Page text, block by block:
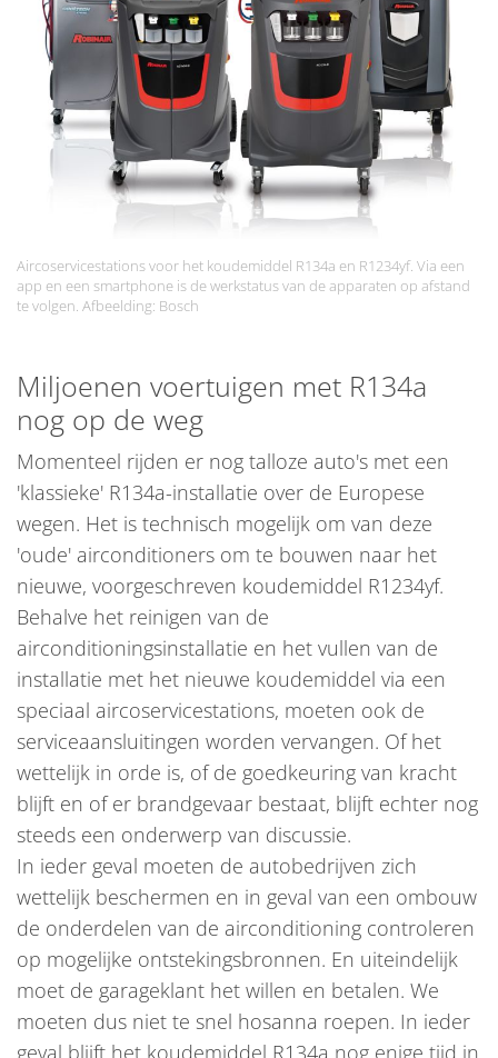
Aircoservicestations voor het koudemiddel R134a en R1234yf. Via een
app en een smartphone is de werkstatus van de apparaten op afstand
te volgen. Afbeelding: Bosch
Miljoenen voertuigen met R134a
nog op de weg
Momenteel rijden er nog talloze auto's met een
'klassieke' R134a-installatie over de Europese
wegen. Het is technisch mogelijk om van deze
'oude' airconditioners om te bouwen naar het
nieuwe, voorgeschreven koudemiddel R1234yf.
Behalve het reinigen van de
airconditioningsinstallatie en het vullen van de
installatie met het nieuwe koudemiddel via een
speciaal aircoservicestations, moeten ook de
serviceaansluitingen worden vervangen. Of het
wettelijk in orde is, of de goedkeuring van kracht
blijft en of er brandgevaar bestaat, blijft echter nog
steeds een onderwerp van discussie.
In ieder geval moeten de autobedrijven zich
wettelijk beschermen en in geval van een ombouw
de onderdelen van de airconditioning controleren
op mogelijke ontstekingsbronnen. En uiteindelijk
moet de garageklant het willen en betalen. We
moeten dus niet te snel hosanna roepen. In ieder